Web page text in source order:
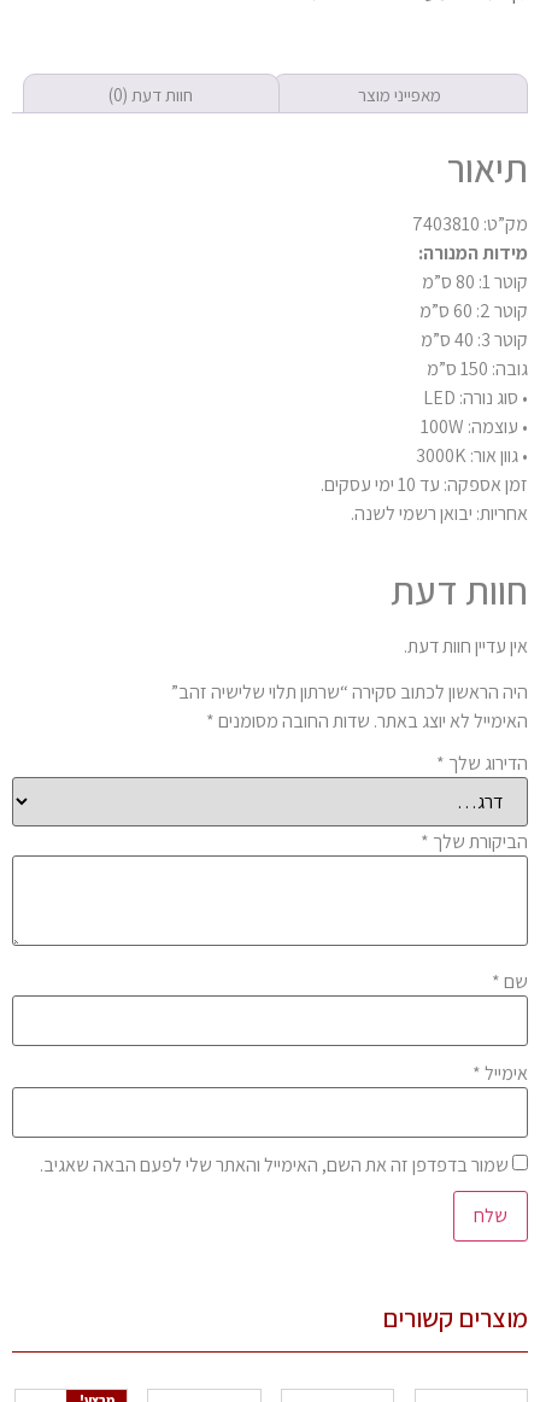
מאפייני מוצר חוות דעת (0)
תיאור
מק”ט: 7403810
מידות המנורה:
קוטר 1: 80 ס”מ
קוטר 2: 60 ס”מ
קוטר 3: 40 ס”מ
גובה: 150 ס”מ
• סוג נורה: LED
• עוצמה: 100W
• גוון אור: 3000K
זמן אספקה: עד 10 ימי עסקים.
אחריות: יבואן רשמי לשנה.
חוות דעת
אין עדיין חוות דעת.
היה הראשון לכתוב סקירה “שרתון תלוי שלישיה זהב”
האימייל לא יוצג באתר. שדות החובה מסומנים*
הדירוג שלך *
הביקורת שלך *
שם*
אימייל*
שמור בדפדפן זה את השם, האימייל והאתר שלי לפעם הבאה שאגיב.
מוצרים קשורים